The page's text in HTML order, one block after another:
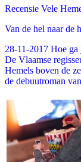
Recensie Vele
Van de hel naar de
28-11-2017 Hoe
De Vlaamse
Hemels boven de
de debuutroman